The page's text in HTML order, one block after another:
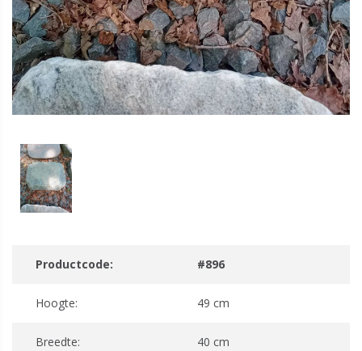
Productcode: #896
Hoogte: 49 cm
Breedte: 40 cm